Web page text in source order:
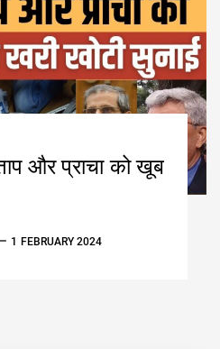
और प्राचा को खूब
1 FEBRUARY 2024